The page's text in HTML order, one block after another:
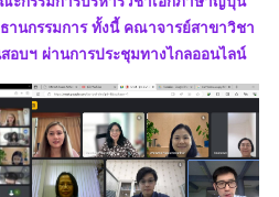
านกรรมการ ทั้งนี้ คณาจารย์สาขาวิชา
บฯ ผ่านการประชุมทางไกลออนไลน์